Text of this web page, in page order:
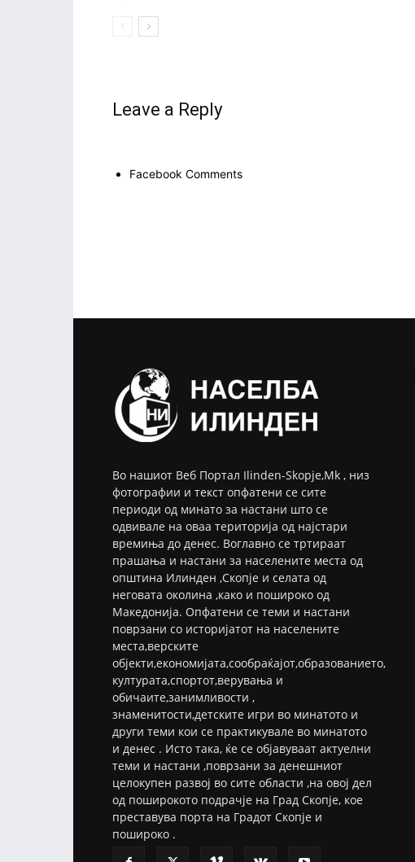
Leave a Reply
Facebook Comments
Во нашиот Веб Портал Ilinden-Skopje,Mk , низ
фотографии и текст опфатени се сите
периоди од минато за настани што се
одвивале на оваа територија од најстари
времиња до денес. Воглавно се тртираат
прашања и настани за населените места од
општина Илинден ,Скопје и селата од
неговата околина ,како и пошироко од
Македонија. Опфатени се теми и настани
поврзани со историјатот на населените
места,верските
објекти,економијата,сообраќајот,образованието,
културата,спортот,верувања и
обичаите,занимливости ,
знаменитости,детските игри во минатото и
други теми кои се практикувале во минатото
и денес . Исто така, ќе се објавуваат актуелни
теми и настани ,поврзани за денешниот
целокупен развој во сите области ,на овој дел
од поширокото подрачје на Град Скопје, кое
преставува порта на Градот Скопје и
пошироко .